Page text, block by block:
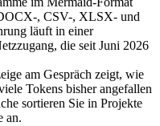
, CSV-, XLSX- und
läuft in einer
die seit Juni 2026
am Gespräch zeigt, wie
Tokens bisher angefallen
sortieren Sie in Projekte
an.